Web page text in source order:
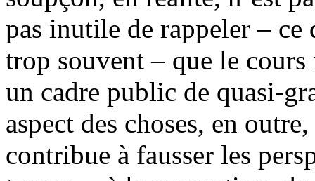
pas inutile de rappeler – ce
trop souvent – que le
un cadre public de quasi-
aspect des choses, en
contribue à fausser les